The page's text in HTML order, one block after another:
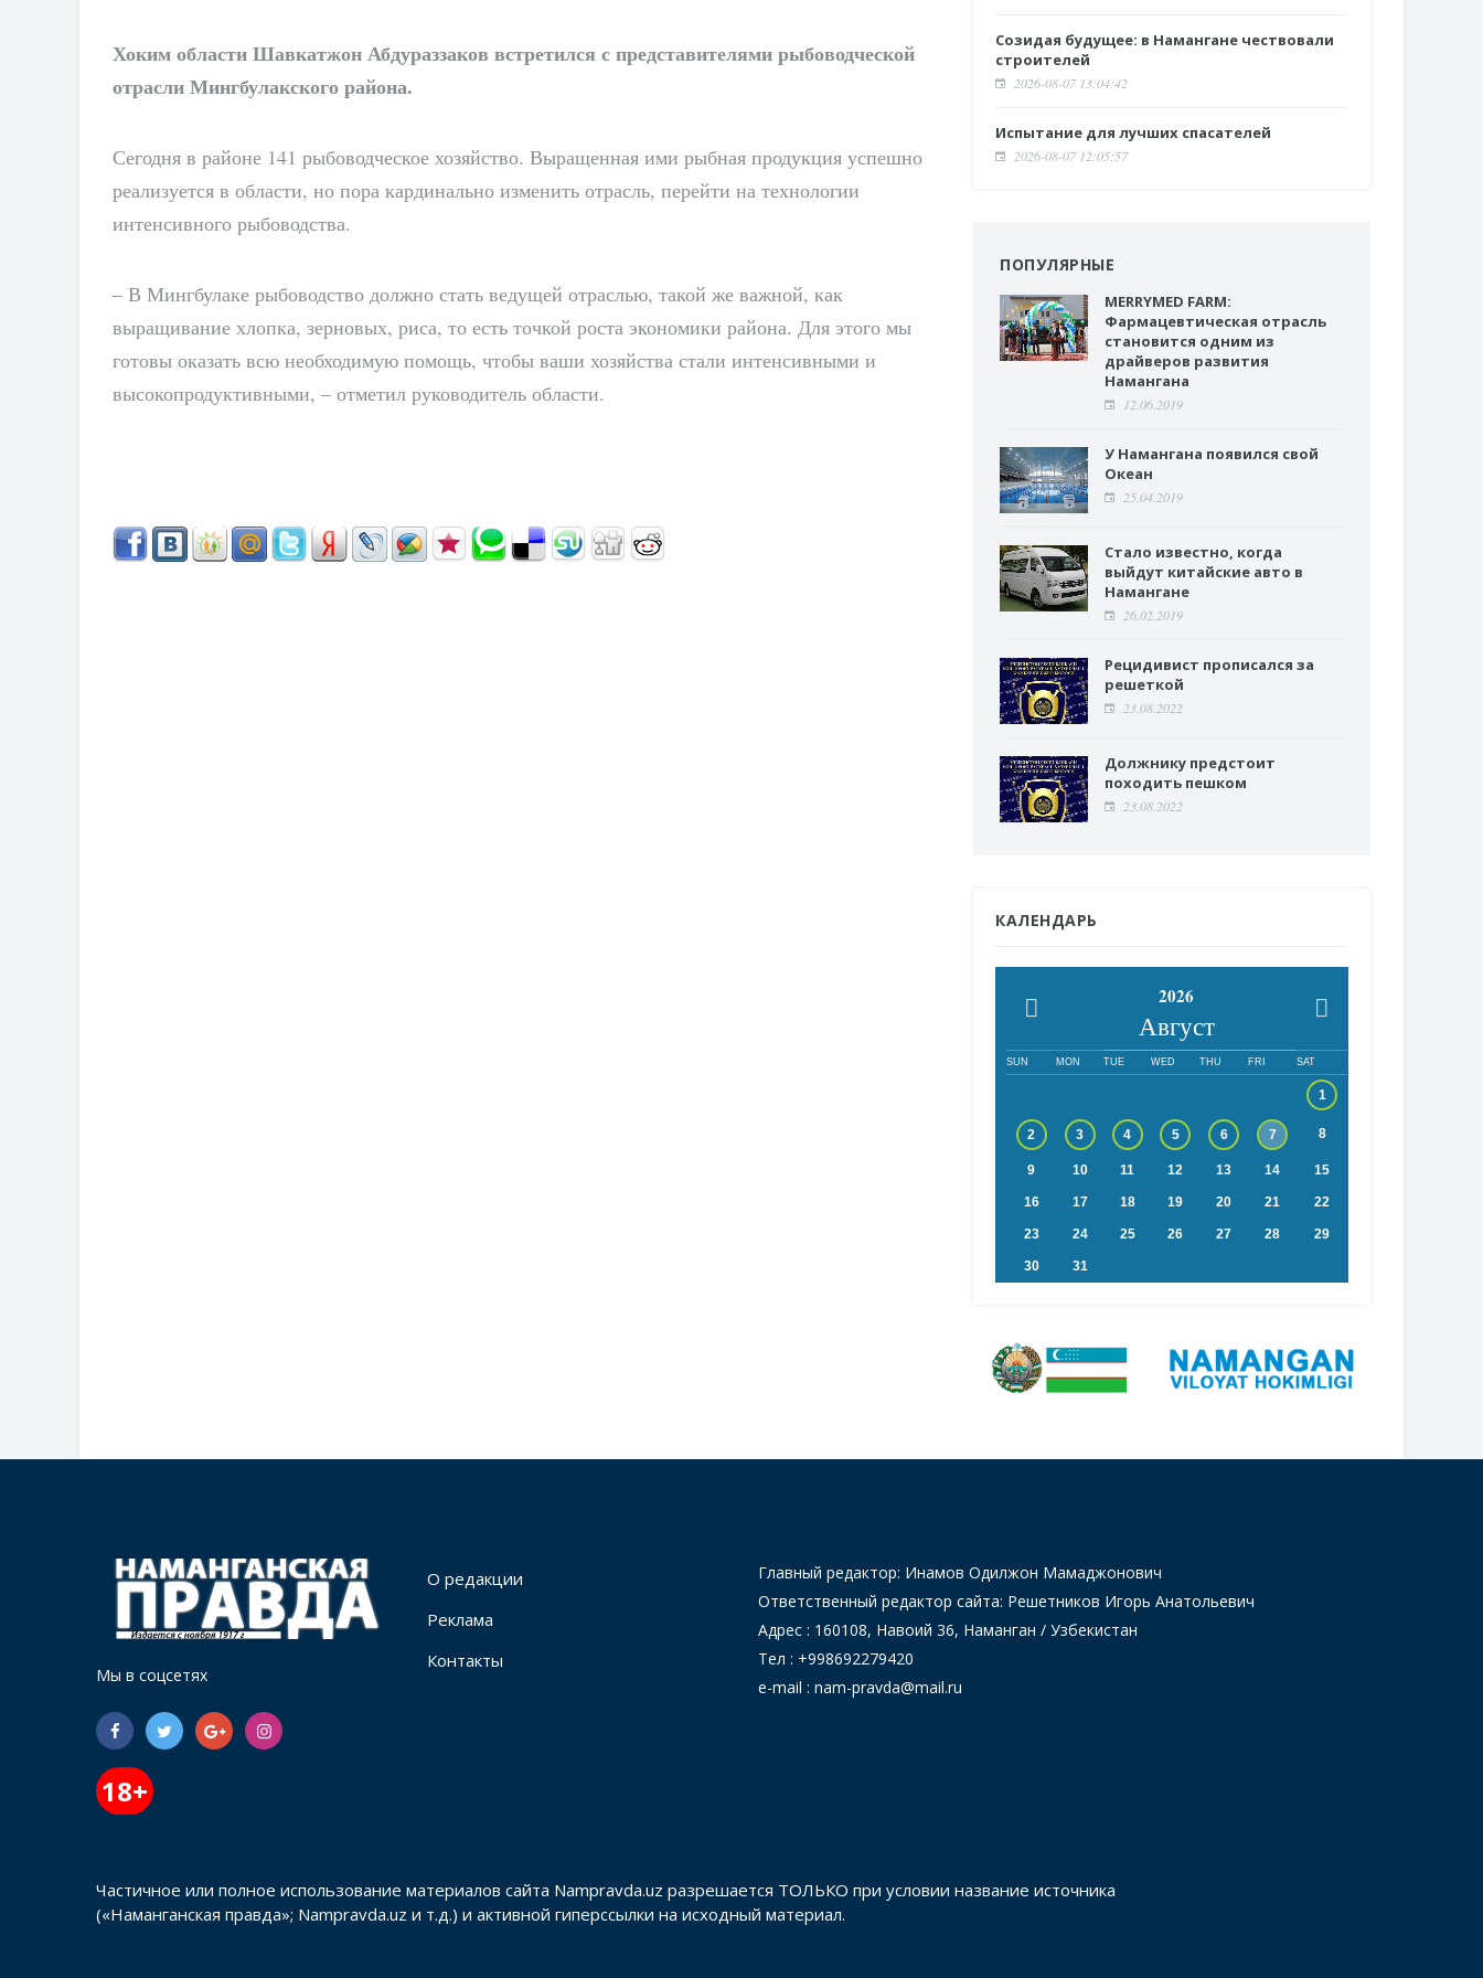
Хоким области Шавкатжон Абдураззаков встретился с представителями рыбоводческой
отрасли Мингбулакского района.
Сегодня в районе 141 рыбоводческое хозяйство. Выращенная ими рыбная продукция успешно
реализуется в области, но пора кардинально изменить отрасль, перейти на технологии
интенсивного рыбоводства.
– В Мингбулаке рыбоводство должно стать ведущей отраслью, такой же важной, как
выращивание хлопка, зерновых, риса, то есть точкой роста экономики района. Для этого мы
готовы оказать всю необходимую помощь, чтобы ваши хозяйства стали интенсивными и
высокопродуктивными, – отметил руководитель области.
Созидая будущее: в Намангане чествовали
строителей
2026-08-07 13:04:42
Испытание для лучших спасателей
2026-08-07 12:05:57
ПОПУЛЯРНЫЕ
MERRYMED FARM:
Фармацевтическая отрасль
становится одним из
драйверов развития
Намангана
12.06.2019
У Намангана появился свой
Океан
25.04.2019
Стало известно, когда
выйдут китайские авто в
Намангане
26.02.2019
Рецидивист прописался за
решеткой
23.08.2022
Должнику предстоит
походить пешком
23.08.2022
КАЛЕНДАРЬ
2026
Август
SUN MON TUE WED THU FRI SAT
1
2 3 4 5 6 7 8
9 10 11 12 13 14 15
16 17 18 19 20 21 22
23 24 25 26 27 28 29
30 31
Мы в соцсетях
О редакции
Реклама
Контакты
Главный редактор: Инамов Одилжон Мамаджонович
Ответственный редактор сайта: Решетников Игорь Анатольевич
Адрес : 160108, Навоий 36, Наманган / Узбекистан
Тел : +998692279420
e-mail : nam-pravda@mail.ru
18+
Частичное или полное использование материалов сайта Nampravda.uz разрешается ТОЛЬКО при условии название источника
(«Наманганская правда»; Nampravda.uz и т.д.) и активной гиперссылки на исходный материал.